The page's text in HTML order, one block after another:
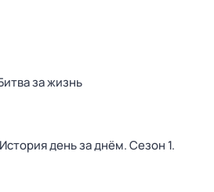
за жизнь
день за днём. Сезон 1.